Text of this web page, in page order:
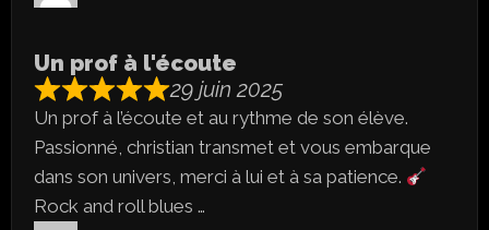
Un prof à l'écoute
29 juin 2025
Un prof à l’écoute et au rythme de son élève.
Passionné, christian transmet et vous embarque
dans son univers, merci à lui et à sa patience.
Rock and roll blues …